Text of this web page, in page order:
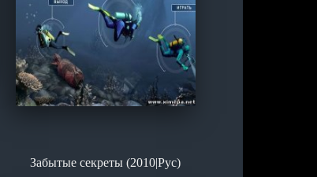
Забытые секреты (2010|Рус)